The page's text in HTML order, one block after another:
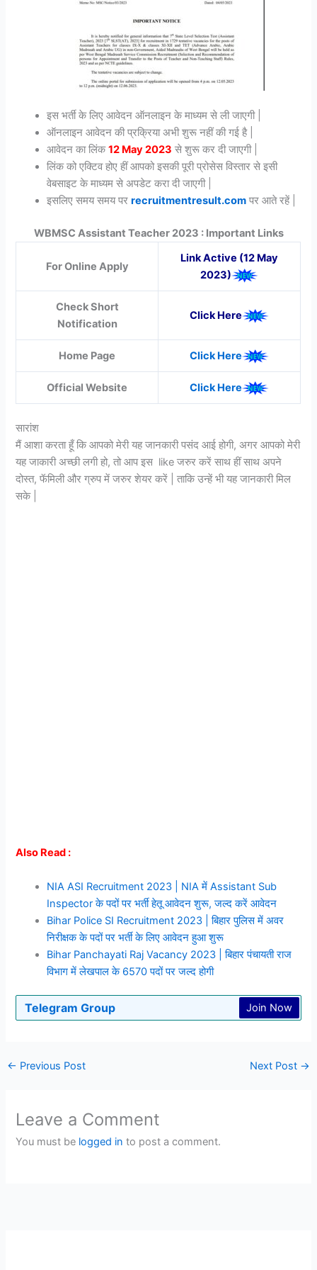
इस भर्ती के लिए आवेदन ऑनलाइन के माध्यम से ली जाएगी |
ऑनलाइन आवेदन की प्रक्रिया अभी शुरू नहीं की गई है |
आवेदन का लिंक12 May 2023 से शुरू कर दी जाएगी |
लिंक को एक्टिव होए हीं आपको इसकी पूरी प्रोसेस विस्तार से इसी
वेबसाइट के माध्यम से अपडेट करा दी जाएगी |
इसलिए समय समय परrecruitmentresult.com पर आते रहें |
WBMSC Assistant Teacher2023 : Important Links
For Online Apply
Link Active (12 May
2023)
Check Short
Notification
Click Here
Home Page Click Here
Official Website Click Here
सारांश
मैं आशा करता हूँ कि आपको मेरी यह जानकारी पसंद आई होगी, अगर आपको मेरी
यह जाकारी अच्छी लगी हो, तो आप इस like जरुर करें साथ हीं साथ अपने
दोस्त, फॅमिली और ग्रुप में जरुर शेयर करें | ताकि उन्हें भी यह जानकारी मिल
सके |
Also Read :
NIA ASI Recruitment 2023 | NIA में Assistant Sub
Inspector के पदों पर भर्ती हेतू आवेदन शुरू, जल्द करें आवेदन
Bihar Police SI Recruitment 2023 | बिहार पुलिस में अवर
निरीक्षक के पदों पर भर्ती के लिए आवेदन हुआ शुरू
Bihar Panchayati Raj Vacancy 2023 | बिहार पंचायती राज
विभाग में लेखपाल के 6570 पदों पर जल्द होगी
Telegram Group Join Now
← Previous Post Next Post →
Leave a Comment
You must be logged in to post a comment.